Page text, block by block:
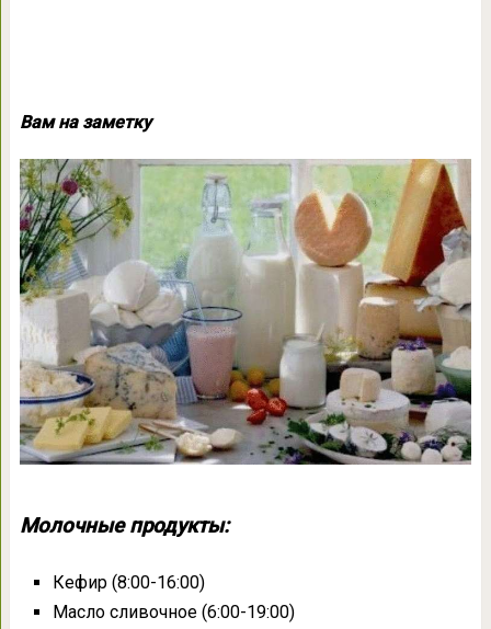
Вам на заметку
Молочные продукты:
Кефир (8:00-16:00)
Масло cливочное (6:00-19:00)